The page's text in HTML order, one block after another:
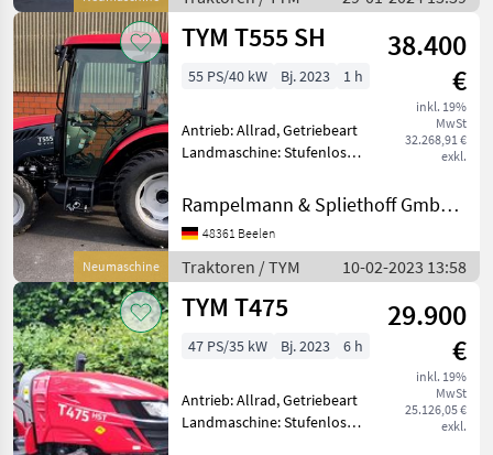
Neumaschine
TYM T555 SH
38.400
€
inkl. 19%
MwSt
32.268,91 €
exkl.
55 PS/40 kW Bj. 2023 1 h
Antrieb: Allrad, Getriebeart
Landmaschine: Stufenloses
Zapfwellendrehzahl: 540,
Abgasstufe: Tier 5,
Kreuzsteuerhebel:
mechanisch, Klimaanlage,
Rampelmann & Spliethoff GmbH & Co.KG
48361 Beelen
Traktoren / TYM 10-02-2023 13:58
TYM T475
29.900
€
inkl. 19%
MwSt
25.126,05 €
exkl.
47 PS/35 kW Bj. 2023 6 h
Antrieb: Allrad, Getriebeart
Landmaschine: Stufenloses